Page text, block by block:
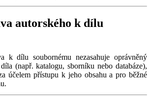
autorského k dílu
k dílu soubornému nezasahuje oprávněný
(např. katalogu, sborníku nebo databáze),
účelem přístupu k jeho obsahu a pro běžné